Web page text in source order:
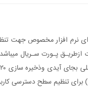
پشتیبانی از دستورات ازطریـق
برای تنظیم سطح دسترسی